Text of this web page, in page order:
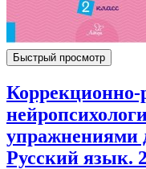
Быстрый просмотр
Коррекционно-
упражнениями
Русский язык.